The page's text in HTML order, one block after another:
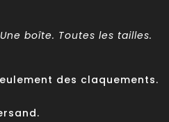
boîte. Toutes les tailles.
des claquements.